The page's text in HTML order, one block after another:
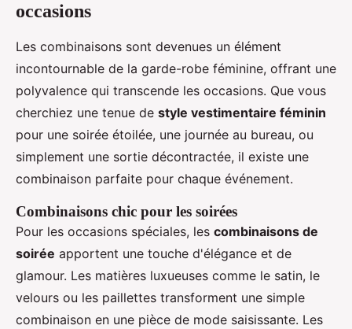
occasions
Les combinaisons sont devenues un élément
incontournable de la garde-robe féminine, offrant une
polyvalence qui transcende les occasions. Que vous
cherchiez une tenue de style vestimentaire féminin
pour une soirée étoilée, une journée au bureau, ou
simplement une sortie décontractée, il existe une
combinaison parfaite pour chaque événement.
Combinaisons chic pour les soirées
Pour les occasions spéciales, les combinaisons de
soirée apportent une touche d'élégance et de
glamour. Les matières luxueuses comme le satin, le
velours ou les paillettes transforment une simple
combinaison en une pièce de mode saisissante. Les